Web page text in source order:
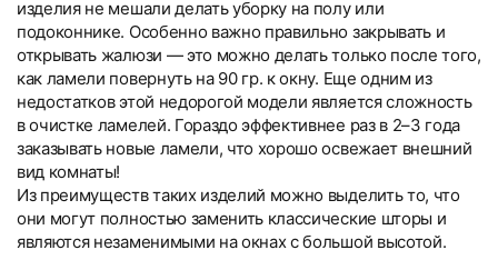
изделия не мешали делать уборку на полу или
подоконнике. Особенно важно правильно закрывать и
открывать жалюзи — это можно делать только после того,
как ламели повернуть на 90 гр. к окну. Еще одним из
недостатков этой недорогой модели является сложность
в очистке ламелей. Гораздо эффективнее раз в 2–3 года
заказывать новые ламели, что хорошо освежает внешний
вид комнаты!
Из преимуществ таких изделий можно выделить то, что
они могут полностью заменить классические шторы и
являются незаменимыми на окнах с большой высотой.